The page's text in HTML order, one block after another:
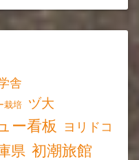
舎
栽培 ヅ大
ー看板
ヨリドコ
県 初潮旅館